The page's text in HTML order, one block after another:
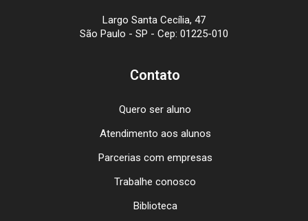
Largo Santa Cecília, 47
São Paulo - SP - Cep: 01225-010
Contato
Quero ser aluno
Atendimento aos alunos
Parcerias com empresas
Trabalhe conosco
Biblioteca